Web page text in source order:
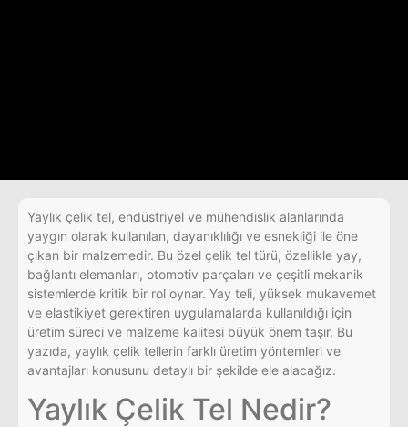
Yaylık çelik tel, endüstriyel ve mühendislik alanlarında
yaygın olarak kullanılan, dayanıklılığı ve esnekliği ile öne
çıkan bir malzemedir. Bu özel çelik tel türü, özellikle yay,
bağlantı elemanları, otomotiv parçaları ve çeşitli mekanik
sistemlerde kritik bir rol oynar. Yay teli, yüksek mukavemet
ve elastikiyet gerektiren uygulamalarda kullanıldığı için
üretim süreci ve malzeme kalitesi büyük önem taşır. Bu
yazıda, yaylık çelik tellerin farklı üretim yöntemleri ve
avantajları konusunu detaylı bir şekilde ele alacağız.
Yaylık Çelik Tel Nedir?